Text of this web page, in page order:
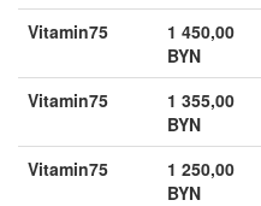
Vitamin75
1 450,00
BYN
Vitamin75
1 355,00
BYN
Vitamin75
1 250,00
BYN